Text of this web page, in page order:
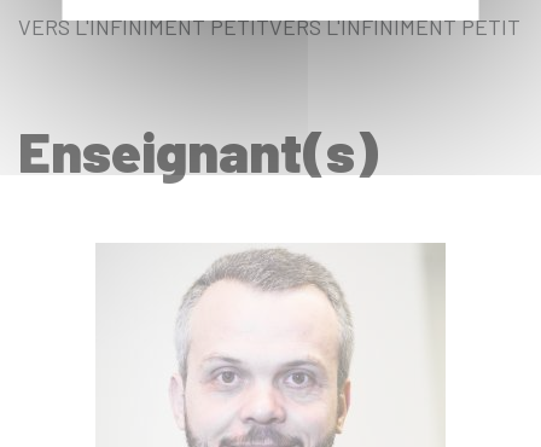
VERS L'INFINIMENT PETITVERS L'INFINIMENT PETIT
Enseignant(s)